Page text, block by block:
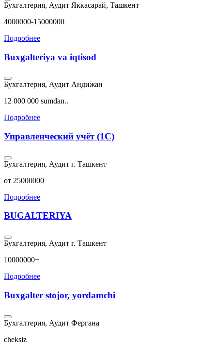
Бухгалтерия, Аудит Яккасарай, Ташкент
4000000-15000000
Подробнее
Buxgalteriya va iqtisod
Бухгалтерия, Аудит Андижан
12 000 000 sumdan..
Подробнее
Управленческий учёт (1С)
Бухгалтерия, Аудит г. Ташкент
от 25000000
Подробнее
BUGALTERIYA
Бухгалтерия, Аудит г. Ташкент
10000000+
Подробнее
Buxgalter stojor, yordamchi
Бухгалтерия, Аудит Фергана
cheksiz